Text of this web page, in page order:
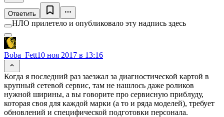
Ответить
НЛО прилетело и опубликовало эту надпись здесь
Boba_Fett10 ноя 2017 в 13:16
Когда я последний раз заезжал за диагностической картой в
крупный сетевой сервис, там не нашлось даже роликов
нужной ширины, а вы говорите про сервисную приблуду,
которая своя для каждой марки (а то и ряда моделей), требует
обновлений и специфической подготовки персонала.